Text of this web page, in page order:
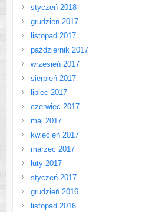
styczeń 2018
grudzień 2017
listopad 2017
październik 2017
wrzesień 2017
sierpień 2017
lipiec 2017
czerwiec 2017
maj 2017
kwiecień 2017
marzec 2017
luty 2017
styczeń 2017
grudzień 2016
listopad 2016